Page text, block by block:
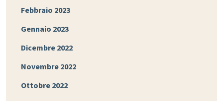
Febbraio 2023
Gennaio 2023
Dicembre 2022
Novembre 2022
Ottobre 2022